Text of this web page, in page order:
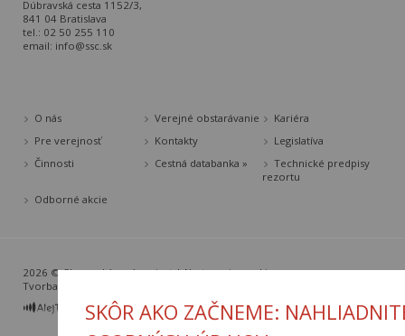
SKÔR AKO ZAČNEME:
Dúbravská cesta 1152/3,
841 04 Bratislava
tel.: 02 50 255 110
email: info@ssc.sk
O nás Verejné obstarávanie
Kariéra
Pre verejnosť
Kontakty
Legislatíva
Činnosti
Cestná databanka »
Technické predpisy
rezortu
Odborné akcie
2026 © Slovenská správa ciest |Nastavenia cookies
Tvorba web stránok